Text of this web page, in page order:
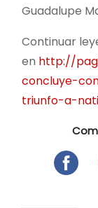
Guadalupe
Continuar
en http://
concluye-
triunfo-a-